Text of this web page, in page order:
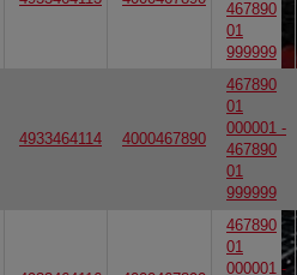
467890
01
999999
4933464114 4000467890
467890
01
000001 -
467890
01
999999
467890
01
000001 -